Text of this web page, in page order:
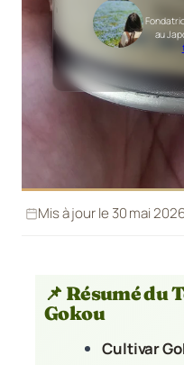
au
Mis à jour le 30 mai
📌 Résumé du
Gokou
Cultivar